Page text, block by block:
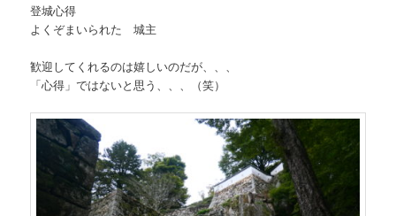
登城心得
よくぞまいられた 城主
歓迎してくれるのは嬉しいのだが、、、
「心得」ではないと思う、、、（笑）